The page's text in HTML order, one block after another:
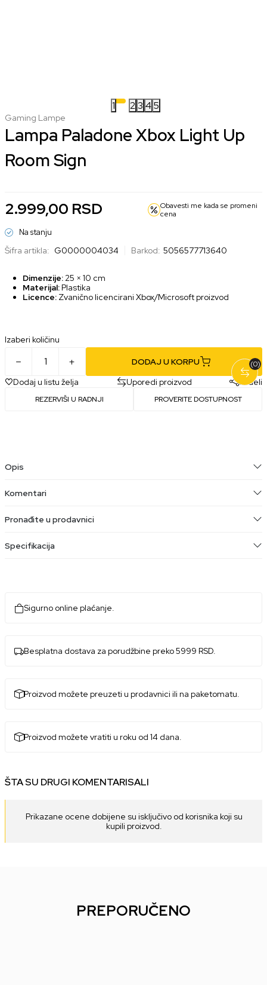
1 2 3 4 5
Gaming Lampe
Lampa Paladone Xbox Light Up
Room Sign
2.999,00 RSD
Obavesti me kada se promeni
cena
Na stanju
Šifra artikla: G0000004034 Barkod: 5056577713640
Dimenzije: 25 × 10 cm
Materijal:Plastika
Licence: Zvanično licencirani Xbox/Microsoft proizvod
Izaberi količinu
DODAJ U KORPU
Dodaj u listu želja
Uporedi proizvod Podeli
REZERVIŠI U RADNJI PROVERITE DOSTUPNOST
(0)
Opis
Komentari
Pronađite u prodavnici
Specifikacija
Sigurno online plaćanje.
Besplatna dostava za porudžbine preko 5999 RSD.
Proizvod možete preuzeti u prodavnici ili na paketomatu.
Proizvod možete vratiti u roku od 14 dana.
ŠTA SU DRUGI KOMENTARISALI
Prikazane ocene dobijene su isključivo od korisnika koji su
kupili proizvod.
PREPORUČENO